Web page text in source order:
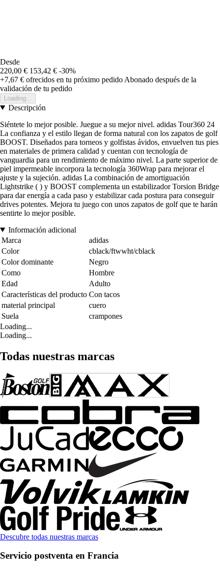
Desde
220,00 € 153,42 € -30%
+7,67 € ofrecidos en tu próximo pedido Abonado después de la
validación de tu pedido
Loading...
Descripción
Siéntete lo mejor posible. Juegue a su mejor nivel. adidas Tour360 24
La confianza y el estilo llegan de forma natural con los zapatos de golf
BOOST. Diseñados para torneos y golfistas ávidos, envuelven tus pies
en materiales de primera calidad y cuentan con tecnología de
vanguardia para un rendimiento de máximo nivel. La parte superior de
piel impermeable incorpora la tecnología 360Wrap para mejorar el
ajuste y la sujeción. adidas La combinación de amortiguación
Lightstrike ( ) y BOOST complementa un estabilizador Torsion Bridge
para dar energía a cada paso y estabilizar cada postura para conseguir
drives potentes. Mejora tu juego con unos zapatos de golf que te harán
sentirte lo mejor posible.
Información adicional
Marca
adidas
Color
cblack/ftwwht/cblack
Color dominante
Negro
Como
Hombre
Edad
Adulto
Características del producto Con tacos
material principal
cuero
Suela
crampones
Loading...
Loading...
Todas nuestras marcas
Descubre todas nuestras marcas
Servicio postventa en Francia